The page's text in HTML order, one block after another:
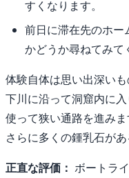
すくなります。
前日に滞在先のホー
かどうか尋ねてみて
体験自体は思い出深い
下川に沿って洞窟内に
使って狭い通路を進み
さらに多くの鍾乳石が
正直な評価： ボートラ